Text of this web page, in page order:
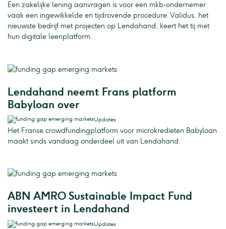
Een zakelijke lening aanvragen is voor een mkb-ondernemer
vaak een ingewikkelde en tijdrovende procedure. Validus, het
nieuwste bedrijf met projecten op Lendahand, keert het tij met
hun digitale leenplatform.
Lendahand neemt Frans platform
Babyloan over
Updates
Het Franse crowdfundingplatform voor microkredieten Babyloan
maakt sinds vandaag onderdeel uit van Lendahand.
ABN AMRO Sustainable Impact Fund
investeert in Lendahand
Updates